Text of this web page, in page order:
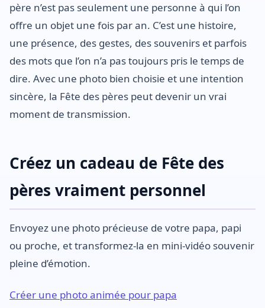
père n’est pas seulement une personne à qui l’on
offre un objet une fois par an. C’est une histoire,
une présence, des gestes, des souvenirs et parfois
des mots que l’on n’a pas toujours pris le temps de
dire. Avec une photo bien choisie et une intention
sincère, la Fête des pères peut devenir un vrai
moment de transmission.
Créez un cadeau de Fête des
pères vraiment personnel
Envoyez une photo précieuse de votre papa, papi
ou proche, et transformez-la en mini-vidéo souvenir
pleine d’émotion.
Créer une photo animée pour papa